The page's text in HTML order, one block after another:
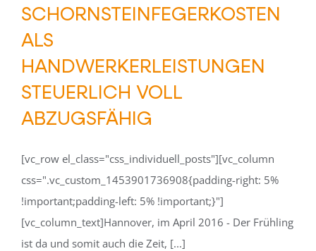
SCHORNSTEINFEGERKOSTEN
ALS
HANDWERKERLEISTUNGEN
STEUERLICH VOLL
ABZUGSFÄHIG
[vc_row el_class="css_individuell_posts"][vc_column
css=".vc_custom_1453901736908{padding-right: 5%
!important;padding-left: 5% !important;}"]
[vc_column_text]Hannover, im April 2016 - Der Frühling
ist da und somit auch die Zeit, [...]